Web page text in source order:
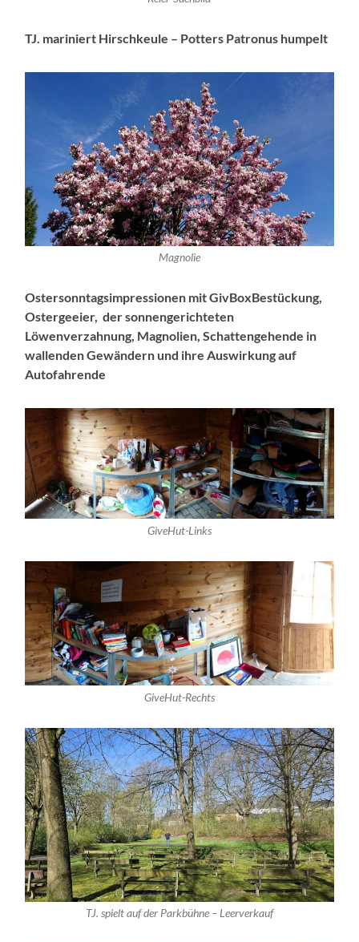
TJ. mariniert Hirschkeule – Potters Patronus humpelt
Magnolie
Ostersonntagsimpressionen mit GivBoxBestückung,
Ostergeeier, der sonnengerichteten
Löwenverzahnung, Magnolien, Schattengehende in
wallenden Gewändern und ihre Auswirkung auf
Autofahrende
GiveHut-Links
GiveHut-Rechts
TJ. spielt auf der Parkbühne – Leerverkauf